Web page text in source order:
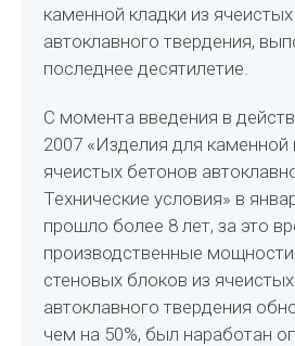
каменной кладки из
автоклавного твердения,
последнее десятилетие.
С момента введения в
2007 «Изделия для каменной
ячеистых бетонов
Технические условия» в
прошло более 8 лет, за это
производственные
стеновых блоков из
автоклавного твердения
чем на 50%, был наработан